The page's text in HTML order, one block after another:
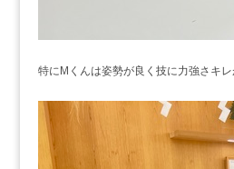
特にMくんは姿勢が良く技に力強さキ